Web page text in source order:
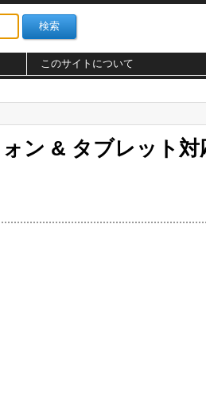
このサイトについて
ン & タブレット